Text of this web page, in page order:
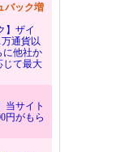
バック増
】ザイ
通貨以
に他社か
じて最大
当サイト
円がもら